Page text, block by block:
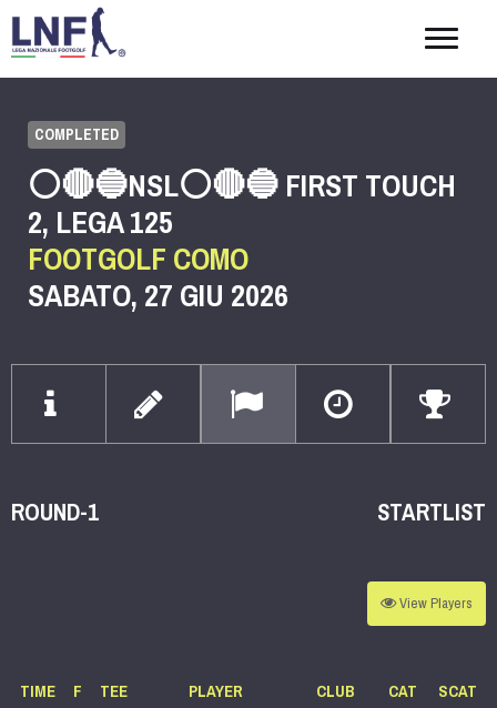
COMPLETED
⚪️🔴🔵NSL⚪️🔴🔵 FIRST TOUCH
2, LEGA 125
FOOTGOLF COMO
SABATO, 27 GIU 2026
ROUND-1 STARTLIST
ViewPlayers
TIME F TEE PLAYER CLUB CAT SCAT